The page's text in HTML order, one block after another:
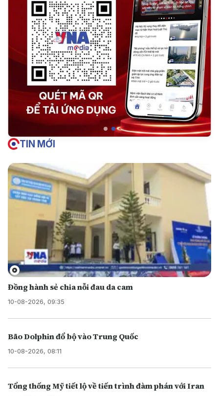
TIN MỚI
Đồng hành sẻ chia nỗi đau da cam
10-08-2026, 09:35
Bão Dolphin đổ bộ vào Trung Quốc
10-08-2026, 08:11
Tổng thống Mỹ tiết lộ về tiến trình đàm phán với Iran